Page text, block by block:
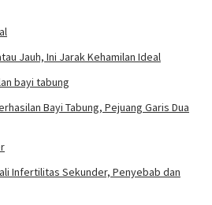
Jauh, Ini Jarak Kehamilan Ideal
Bayi Tabung, Pejuang Garis Dua
Infertilitas Sekunder, Penyebab dan